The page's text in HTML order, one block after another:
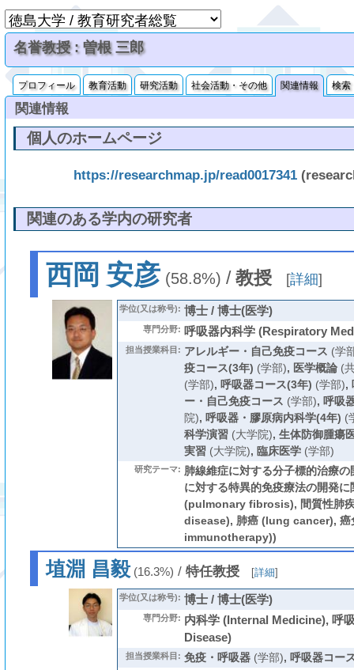
名誉教授 : 曽根 三郎
プロフィール 教育活動 研究活動 社会活動・その他 関連情報 検索
関連情報
個人のホームページ
https://researchmap.jp/read0017341
関連のある学内の研究者
西岡 安彦 (58.8%) /教授 [詳細]
学位(又は称号): 博士 / 博士(医学)
専門分野: 呼吸器内科学 (Respiratory
担当授業科目: アレルギー・自己免疫コース (学
疫コース(3年) (学部), 医学概論(
(学部), 呼吸器コース(3年) (学部),
ー・自己免疫コース (学部), 呼吸
院), 呼吸器・膠原病内科学(4年) (
科学演習(大学院), 生体防御腫瘍
実習(大学院), 臨床医学(学部)
研究テーマ: 肺線維症に対する分子標的治療
に対する特異的免疫療法の開発
(pulmonary fibrosis), 間質性肺
disease), 肺癌 (lung cancer), 癌
immunotherapy))
埴淵 昌毅(16.3%) / 特任教授 [詳細]
学位(又は称号): 博士 / 博士(医学)
専門分野: 内科学 (Internal Medicine), 呼
Disease)
担当授業科目: 免疫・呼吸器(学部), 呼吸器コー